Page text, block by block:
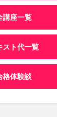
講座一覧
スト代一覧
格体験談